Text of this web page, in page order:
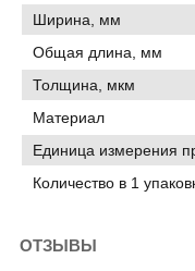
Ширина, мм
Общая длина, мм
Толщина, мкм
Материал
Единица измерения
Количество в 1
ОТЗЫВЫ